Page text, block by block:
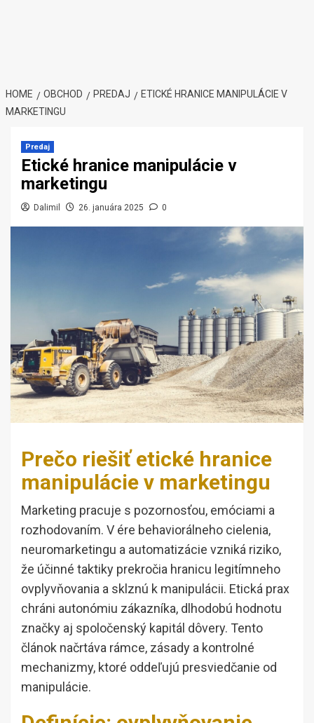
HOME OBCHOD PREDAJ
ETICKÉ HRANICE MANIPULÁCIE V
MARKETINGU
Predaj
Etické hranice manipulácie v
marketingu
Dalimil 26. januára 2025 0
Prečo riešiť etické hranice
manipulácie v marketingu
Marketing pracuje s pozornosťou, emóciami a
rozhodovaním. V ére behaviorálneho cielenia,
neuromarketingu a automatizácie vzniká riziko,
že účinné taktiky prekročia hranicu legitímneho
ovplyvňovania a sklznú k manipulácii. Etická prax
chráni autonómiu zákazníka, dlhodobú hodnotu
značky aj spoločenský kapitál dôvery. Tento
článok načrtáva rámce, zásady a kontrolné
mechanizmy, ktoré oddeľujú presviedčanie od
manipulácie.